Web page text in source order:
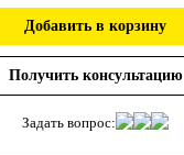
Добавить в корзину
Получить консультацию
Задать вопрос: